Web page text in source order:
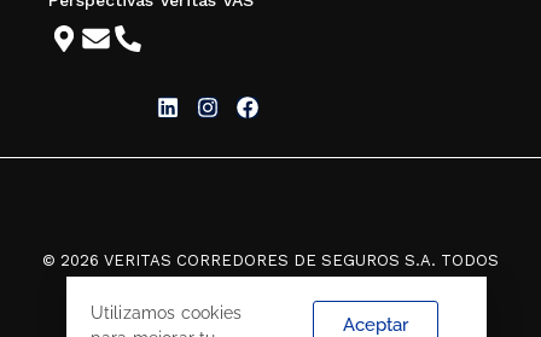
© 2026 VERITAS CORREDORES DE SEGUROS S.A. TODOS
Utilizamos cookies
Aceptar